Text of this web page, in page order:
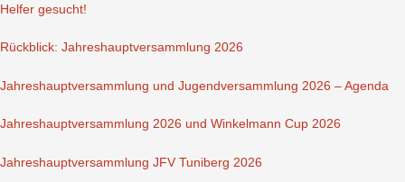
Helfer gesucht!
Rückblick: Jahreshauptversammlung 2026
Jahreshauptversammlung und Jugendversammlung 2026 – Agenda
Jahreshauptversammlung 2026 und Winkelmann Cup 2026
Jahreshauptversammlung JFV Tuniberg 2026